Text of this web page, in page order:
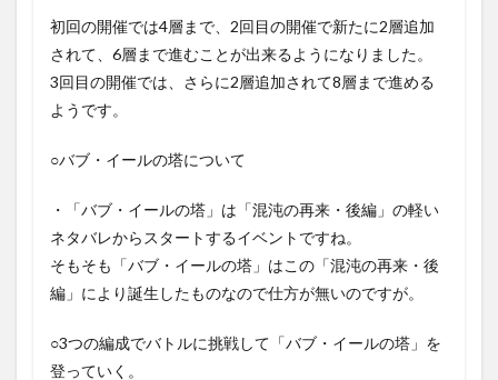
初回の開催では4層まで、2回目の開催で新たに2層追加
されて、6層まで進むことが出来るようになりました。
3回目の開催では、さらに2層追加されて8層まで進める
ようです。
○バブ・イールの塔について
・「バブ・イールの塔」は「混沌の再来・後編」の軽い
ネタバレからスタートするイベントですね。
そもそも「バブ・イールの塔」はこの「混沌の再来・後
編」により誕生したものなので仕方が無いのですが。
○3つの編成でバトルに挑戦して「バブ・イールの塔」を
登っていく。